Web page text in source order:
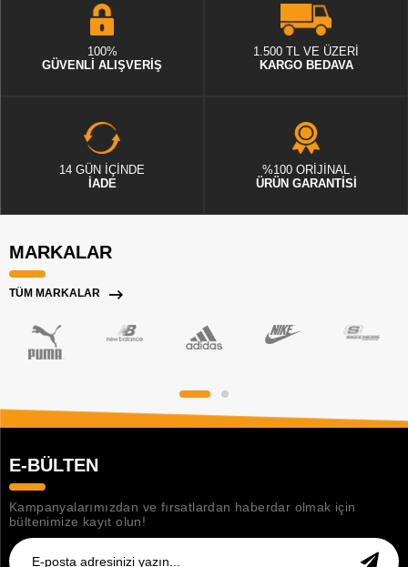
100%
GÜVENLİ ALIŞVERİŞ
1.500 TL VE ÜZERİ
KARGO BEDAVA
14 GÜN İÇİNDE
İADE
%100 ORİJİNAL
ÜRÜN GARANTİSİ
MARKALAR
TÜM MARKALAR
E-BÜLTEN
Kampanyalarımızdan ve fırsatlardan haberdar olmak için
bültenimize kayıt olun!